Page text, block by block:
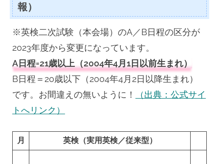
報）
※英検二次試験（本会場）のA／B日程の区分が
2023年度から変更になっています。
A日程=21歳以上（2004年4月1日以前生まれ）
B日程＝20歳以下（2004年4月2日以降生まれ）
です。お間違えの無いように！
（出典：公式サイ
トへリンク）
月 英検（実用英検／従来型）